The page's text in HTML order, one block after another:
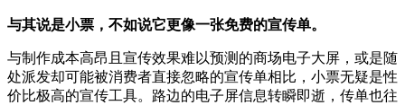
与其说是小票，不如说它更像一张免费的宣传单。
与制作成本高昂且宣传效果难以预测的商场电子大屏，或是随
处派发却可能被消费者直接忽略的宣传单相比，小票无疑是性
价比极高的宣传工具。路边的电子屏信息转瞬即逝，传单也往